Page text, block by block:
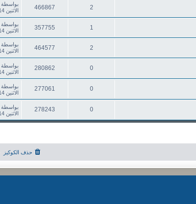
2
466867 بواسطة
الاثنين 14 مارس 2022 - 12:39
1
357755 بواسطة
الاثنين 14 مارس 2022 - 11:46
2
464577 بواسطة
الاثنين 14 مارس 2022 - 11:44
0
280862 بواسطة
الاثنين 14 مارس 2022 - 10:59
0
277061 بواسطة
الاثنين 14 مارس 2022 - 10:58
0
278243 بواسطة
الاثنين 14 مارس 2022 - 10:56
حذف الكوكيز